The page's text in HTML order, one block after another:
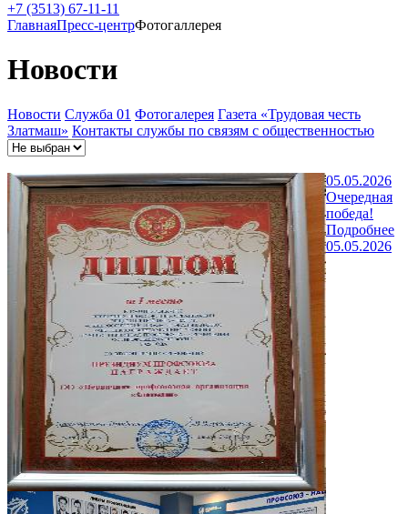
+7 (3513) 67-11-11
ГлавнаяПресс-центрФотогаллерея
Новости
Новости Служба 01 Фотогалерея Газета «Трудовая честь
Златмаш» Контакты службы по связям с общественностью
05.05.2026
Очередная
победа!
Подробнее
05.05.2026